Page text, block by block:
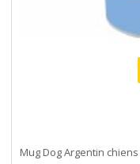
Mug Dog Argentin